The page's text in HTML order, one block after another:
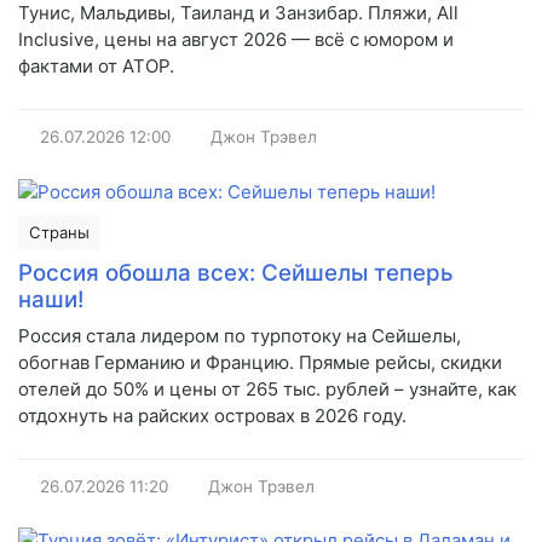
Тунис, Мальдивы, Таиланд и Занзибар. Пляжи, All
Inclusive, цены на август 2026 — всё с юмором и
фактами от АТОР.
26.07.2026 12:00 Джон Трэвел
Страны
Россия обошла всех: Сейшелы теперь
наши!
Россия стала лидером по турпотоку на Сейшелы,
обогнав Германию и Францию. Прямые рейсы, скидки
отелей до 50% и цены от 265 тыс. рублей – узнайте, как
отдохнуть на райских островах в 2026 году.
26.07.2026 11:20 Джон Трэвел